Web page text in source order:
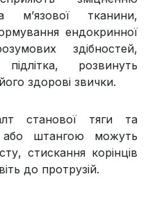
м’язової тканини,
ендокринної
здібностей,
розвинуть
здорові звички.
станової тяги та
або штангою можуть
стискання корінців
до протрузій.